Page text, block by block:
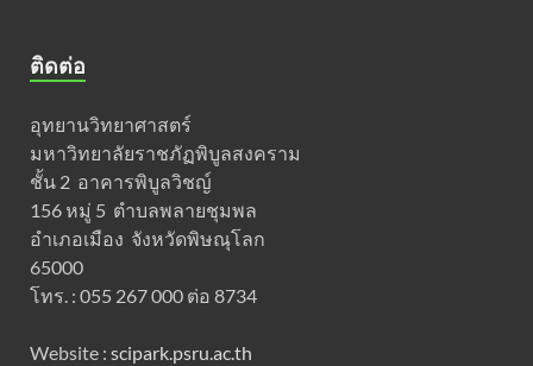
ติดต่อ
อุทยานวิทยาศาสตร์
มหาวิทยาลัยราชภัฏพิบูลสงคราม
ชั้น 2 อาคารพิบูลวิชญ์
156 หมู่ 5 ตำบลพลายชุมพล
อำเภอเมือง จังหวัดพิษณุโลก
65000
โทร. : 055 267 000 ต่อ 8734
Website : scipark.psru.ac.th